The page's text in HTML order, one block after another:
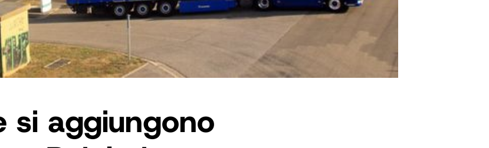
si aggiungono